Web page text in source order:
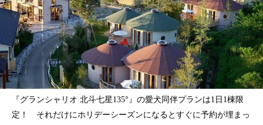
『グランシャリオ 北斗七星135°』の愛犬同伴プランは1日1棟限
定！ それだけにホリデーシーズンになるとすぐに予約が埋まっ